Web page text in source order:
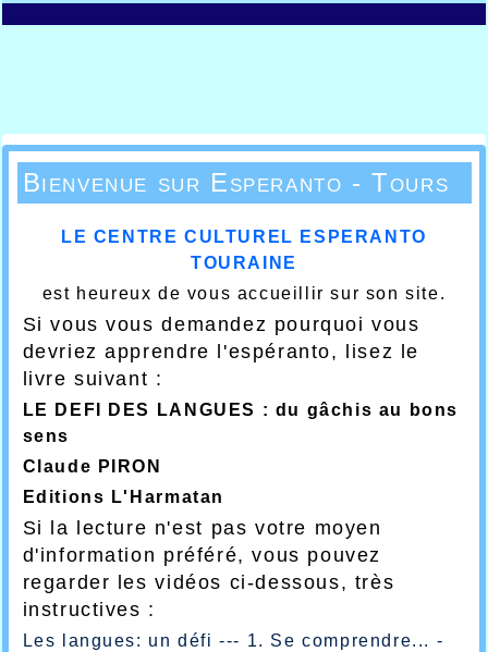
Bienvenue sur Esperanto - Tours
LE CENTRE CULTUREL ESPERANTO
TOURAINE
est heureux de vous accueillir sur son site.
Si vous vous demandez pourquoi vous
devriez apprendre l'espéranto, lisez le
livre suivant :
LE DEFI DES LANGUES : du gâchis au bons
sens
Claude PIRON
Editions L'Harmatan
Si la lecture n'est pas votre moyen
d'information préféré, vous pouvez
regarder les vidéos ci-dessous, très
instructives :
Les langues: un défi --- 1. Se comprendre... -